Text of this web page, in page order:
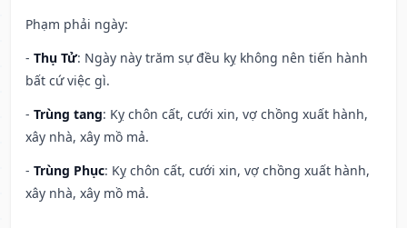
Phạm phải ngày:
- Thụ Tử: Ngày này trăm sự đều kỵ không nên tiến hành
bất cứ việc gì.
- Trùng tang: Kỵ chôn cất, cưới xin, vợ chồng xuất hành,
xây nhà, xây mồ mả.
- Trùng Phục: Kỵ chôn cất, cưới xin, vợ chồng xuất hành,
xây nhà, xây mồ mả.